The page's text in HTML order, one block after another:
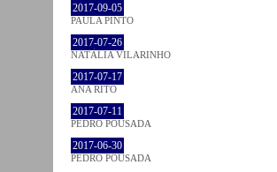
2017-09-05
PAULA PINTO
2017-07-26
NATÁLIA VILARINHO
2017-07-17
ANA RITO
2017-07-11
PEDRO POUSADA
2017-06-30
PEDRO POUSADA